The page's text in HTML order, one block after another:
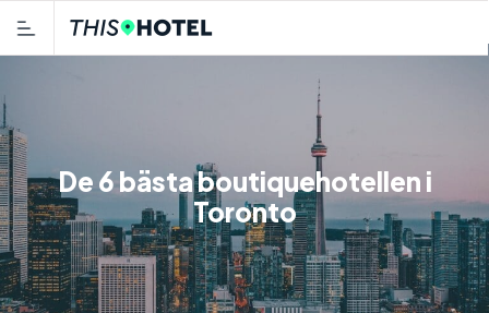
De 6 bästa boutiquehotellen i
Toronto